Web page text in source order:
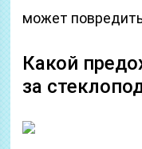
может
Какой
за